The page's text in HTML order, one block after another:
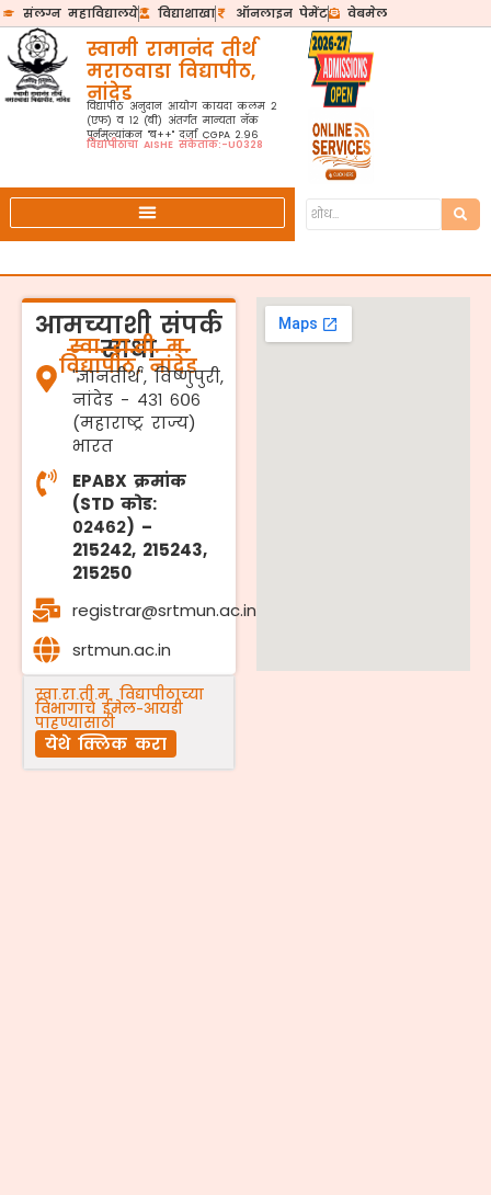
संलग्न महाविद्यालये विद्याशाखा ऑनलाइन पेमेंट वेबमेल
स्वामी रामानंद तीर्थ
मराठवाडा विद्यापीठ,
नांदेड
विद्यापीठ अनुदान आयोग कायदा कलम २
(एफ) व १२ (बी) अंतर्गत मान्यता नॅक
पुर्नमुल्यांकन "ब++" दर्जा CGPA 2.96
विद्यापीठाचा AISHE संकेतांक:-U0328
आमच्याशी संपर्क
साधा
स्वा. रा.ती. म.
विद्यापीठ, नांदेड
'ज्ञानतीर्थ', विष्णुपुरी,
नांदेड - ४३१ ६०६
(महाराष्ट्र राज्य)
भारत
EPABX क्रमांक
(STD कोड:
०२४६२) –
215242, 215243,
215250
registrar@srtmun.ac.in
srtmun.ac.in
स्वा.रा.ती.म. विद्यापीठाच्या
विभागांचे ईमेल-आयडी
पाहण्यासाठी
येथे क्लिक करा